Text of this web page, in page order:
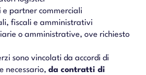
e partner commerciali
fiscali e amministrativi
o amministrative, ove richiesto
sono vincolati da accordi di
necessario, da contratti di